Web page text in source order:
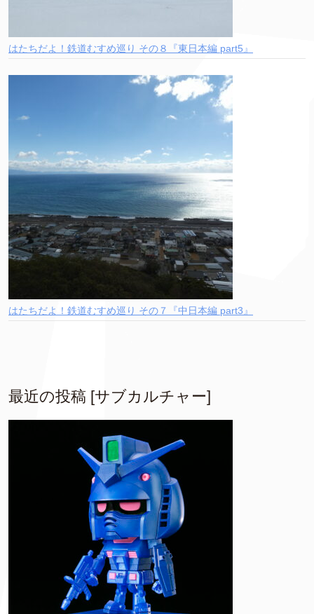
はたちだよ！鉄道むすめ巡り その８『東日本編 part5』
はたちだよ！鉄道むすめ巡り その７『中日本編 part3』
最近の投稿 [サブカルチャー]